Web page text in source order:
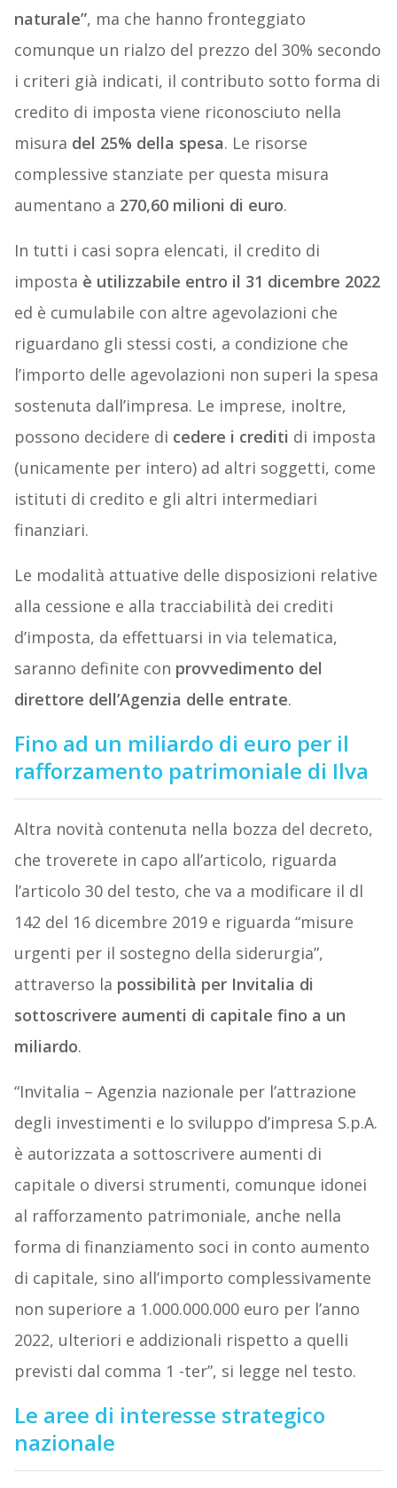
naturale”, ma che hanno fronteggiato
comunque un rialzo del prezzo del 30% secondo
i criteri già indicati, il contributo sotto forma di
credito di imposta viene riconosciuto nella
misura del 25% della spesa. Le risorse
complessive stanziate per questa misura
aumentano a 270,60 milioni di euro.
In tutti i casi sopra elencati, il credito di
imposta è utilizzabile entro il 31 dicembre 2022
ed è cumulabile con altre agevolazioni che
riguardano gli stessi costi, a condizione che
l’importo delle agevolazioni non superi la spesa
sostenuta dall’impresa. Le imprese, inoltre,
possono decidere di cedere i crediti di imposta
(unicamente per intero) ad altri soggetti, come
istituti di credito e gli altri intermediari
finanziari.
Le modalità attuative delle disposizioni relative
alla cessione e alla tracciabilità dei crediti
d’imposta, da effettuarsi in via telematica,
saranno definite con provvedimento del
direttore dell’Agenzia delle entrate.
Fino ad un miliardo di euro per il
rafforzamento patrimoniale di Ilva
Altra novità contenuta nella bozza del decreto,
che troverete in capo all’articolo, riguarda
l’articolo 30 del testo, che va a modificare il dl
142 del 16 dicembre 2019 e riguarda “misure
urgenti per il sostegno della siderurgia”,
attraverso la possibilità per Invitalia di
sottoscrivere aumenti di capitale fino a un
miliardo.
“Invitalia – Agenzia nazionale per l’attrazione
degli investimenti e lo sviluppo d’impresa S.p.A.
è autorizzata a sottoscrivere aumenti di
capitale o diversi strumenti, comunque idonei
al rafforzamento patrimoniale, anche nella
forma di finanziamento soci in conto aumento
di capitale, sino all’importo complessivamente
non superiore a 1.000.000.000 euro per l’anno
2022, ulteriori e addizionali rispetto a quelli
previsti dal comma 1 -ter”, si legge nel testo.
Le aree di interesse strategico
nazionale